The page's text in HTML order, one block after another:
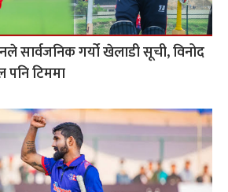
सार्वजनिक गर्यो खेलाडी सूची, विनोद
पनि टिममा